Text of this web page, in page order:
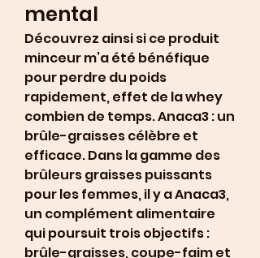
mental
Découvrez ainsi si ce produit
minceur m’a été bénéfique
pour perdre du poids
rapidement, effet de la whey
combien de temps. Anaca3 : un
brûle-graisses célèbre et
efficace. Dans la gamme des
brûleurs graisses puissants
pour les femmes, il y a Anaca3,
un complément alimentaire
qui poursuit trois objectifs :
brûle-graisses, coupe-faim et